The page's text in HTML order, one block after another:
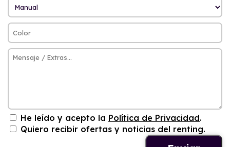
He leído y acepto la Política de Privacidad.
Quiero recibir ofertas y noticias del renting.